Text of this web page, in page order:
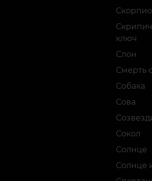
ключ
Слон
Смерть
Собака
Сова
Сокол
Солнце
Солнце